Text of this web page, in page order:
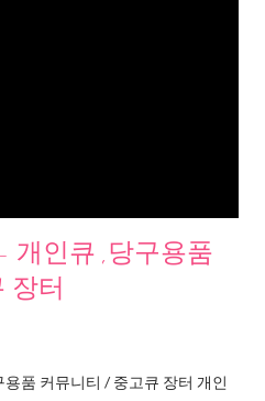
개인큐 ,당구용품
장터
품 커뮤니티 / 중고큐 장터 개인